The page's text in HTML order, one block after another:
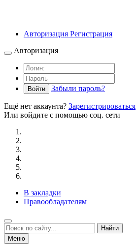
Авторизация Регистрация
Авторизация
Войти Забыли пароль?
Ещё нет аккаунта? Зарегистрироваться
Или войдите с помощью соц. сети
В закладки
Правообладателям
Найти
Меню